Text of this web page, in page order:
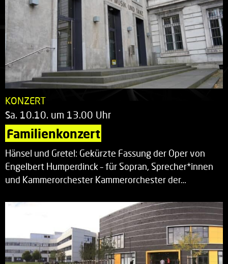
KONZERT
Sa. 10.10. um 13.00 Uhr
Familienkonzert
Hänsel und Gretel: Gekürzte Fassung der Oper von
Engelbert Humperdinck – für Sopran, Sprecher*innen
und Kammerorchester Kammerorchester der…